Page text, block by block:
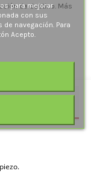
de destino. Más
para mejorar
con sus
navegación. Para
Acepto.